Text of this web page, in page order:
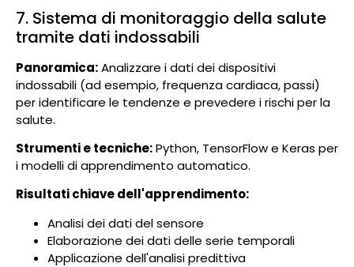
7. Sistema di monitoraggio della salute
tramite dati indossabili
Panoramica:Analizzare i dati dei dispositivi
indossabili (ad esempio, frequenza cardiaca, passi)
per identificare le tendenze e prevedere i rischi per la
salute.
Strumenti e tecniche:Python, TensorFlow e Keras per
i modelli di apprendimento automatico.
Risultati chiave dell'apprendimento:
Analisi dei dati del sensore
Elaborazione dei dati delle serie temporali
Applicazione dell'analisi predittiva